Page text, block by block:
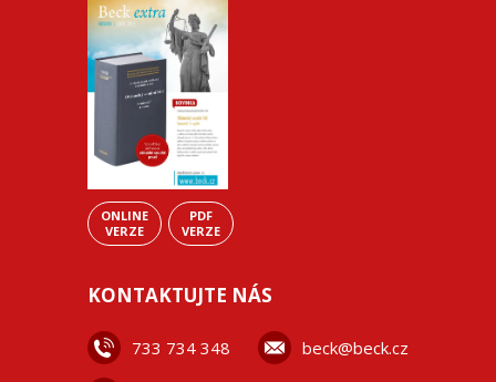
ONLINE
VERZE
PDF
VERZE
KONTAKTUJTE NÁS
733 734 348 beck@beck.cz